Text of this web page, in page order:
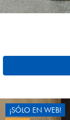
¡SÓLO EN WEB!